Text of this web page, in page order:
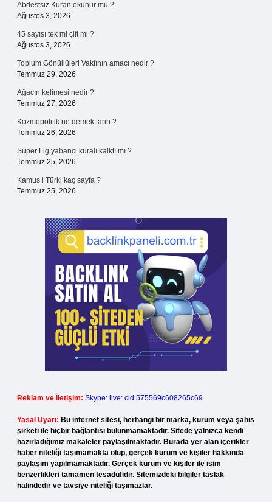
Abdestsiz Kuran okunur mu ?
Ağustos 3, 2026
45 sayısı tek mi çift mi ?
Ağustos 3, 2026
Toplum Gönüllüleri Vakfının amacı nedir ?
Temmuz 29, 2026
Ağacın kelimesi nedir ?
Temmuz 27, 2026
Kozmopolitik ne demek tarih ?
Temmuz 26, 2026
Süper Lig yabanci kuralı kalktı mı ?
Temmuz 25, 2026
Kamus i Türki kaç sayfa ?
Temmuz 25, 2026
Reklam ve İletişim: Skype: live:.cid.575569c608265c69
Yasal Uyarı: Bu internet sitesi, herhangi bir marka, kurum veya şahıs
şirketi ile hiçbir bağlantısı bulunmamaktadır. Sitede yalnızca kendi
hazırladığımız makaleler paylaşılmaktadır. Burada yer alan içerikler
haber niteliği taşımamakta olup, gerçek kurum ve kişiler hakkında
paylaşım yapılmamaktadır. Gerçek kurum ve kişiler ile isim
benzerlikleri tamamen tesadüfidir. Sitemizdeki bilgiler taslak
halindedir ve tavsiye niteliği taşımazlar.